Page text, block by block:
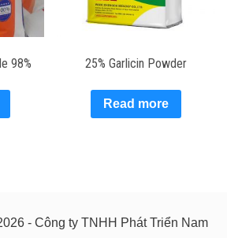
98% 25% Garlicin Powder
Read more
- Công ty TNHH Phát Triển Nam